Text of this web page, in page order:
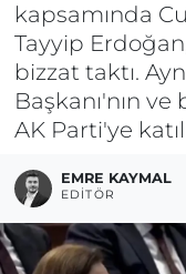
kapsamında
Tayyip
bizzat taktı.
Başkanı'nın
AK Parti'ye
EMRE KAYMAL
EDITÖR